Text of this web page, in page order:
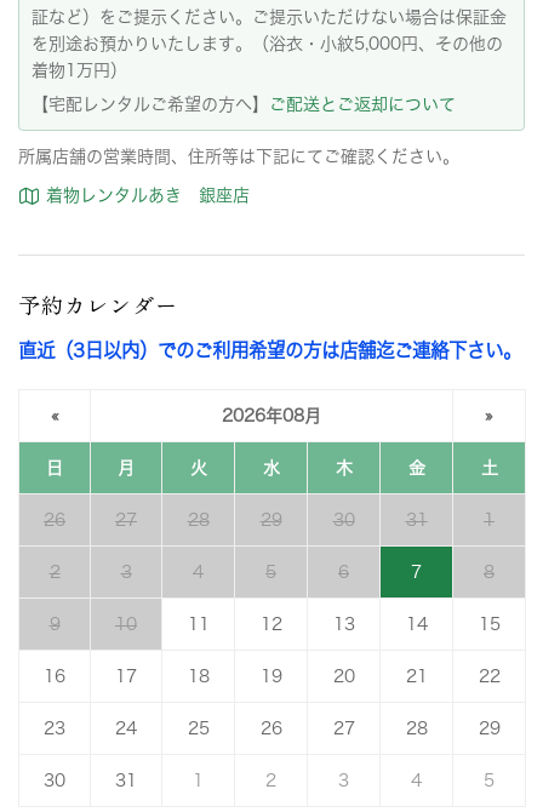
証など）をご提示ください。ご提示いただけない場合は保証金
を別途お預かりいたします。（浴衣・小紋5,000円、その他の
着物1万円）
【宅配レンタルご希望の方へ】
ご配送とご返却について
所属店舗の営業時間、住所等は下記にてご確認ください。
着物レンタルあき 銀座店
予約カレンダー
直近（3日以内）でのご利用希望の方は店舗迄ご連絡下さい。
« 2026年08月 »
日 月 火 水 木 金 土
26 27 28 29 30 31 1
2 3 4 5 6 7 8
9 10 12 13 14 15
16 17 18 19 20 21 22
23 24 25 26 27 28 29
30 31 2 3 4 5